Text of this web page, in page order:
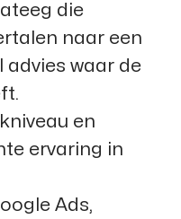
die
naar een
advies waar de
en
ervaring in
Ads,